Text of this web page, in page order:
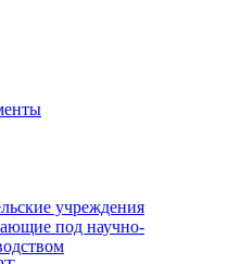
учреждения
под научно-